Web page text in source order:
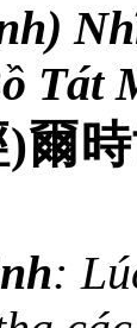
Tát
)爾
: